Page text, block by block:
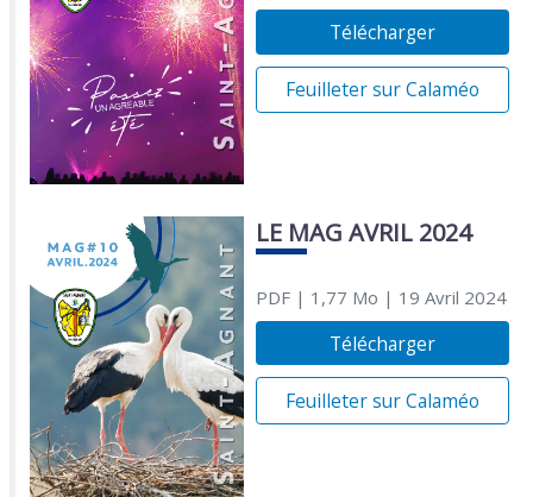
Télécharger
Feuilleter sur Calaméo
LE MAG AVRIL 2024
PDF| 1,77 Mo | 19 Avril 2024
Télécharger
Feuilleter sur Calaméo